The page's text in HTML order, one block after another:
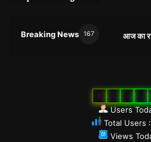
Breaking News 167 आज का
0 1
Users
Total Users
Views